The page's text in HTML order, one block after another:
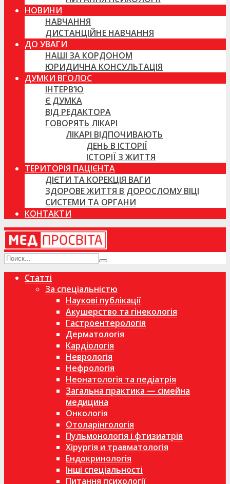
НОВИНИ
НАВЧАННЯ
ДИСТАНЦІЙНЕ НАВЧАННЯ
ДО УВАГИ
НАШІ ЗА КОРДОНОМ
ЮРИДИЧНА КОНСУЛЬТАЦІЯ
ДУМКИ ВГОЛОС
ІНТЕРВ’Ю
Є ДУМКА
ВІД РЕДАКТОРА
ГОВОРЯТЬ ЛІКАРІ
ЛІКАРІ ВІДПОЧИВАЮТЬ
ДЕНЬ В ІСТОРІЇ
ІСТОРІЇ З ЖИТТЯ
ТЕРИТОРІЯ ПАЦІЄНТА
ДІЄТИ ТА КОРЕКЦІЯ ВАГИ
ЗДОРОВЕ ЖИТТЯ В ДОРОСЛОМУ ВІЦІ
СИСТЕМИ ТА ОРГАНИ
КОНТАКТИ
Статті
За спеціальністю
Наукові публікації
Акушерство та гінекологія
Гастроентерологія
Дерматологія
Кардіологія
Неврологія
Нефрологія
Неонатологія та педіатрія
Загальна практика — сімейна
медицина
Онкологія
Отоларінгологія
Пульмонологія і фтизиатрія
Хірургія и травматологія
Ендокринологія
Інші спеціальності
Питання психології